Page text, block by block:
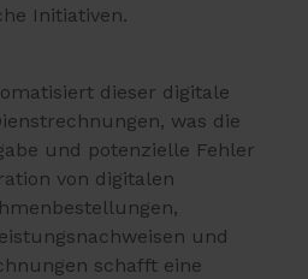
Initiativen.
dieser digitale
was die
und potenzielle Fehler
von digitalen
und
schafft eine